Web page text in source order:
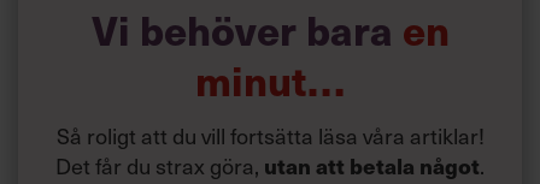
Vi behöver bara en
minut…
Så roligt att du vill fortsätta läsa våra artiklar!
Det får du strax göra, utan att betala något.